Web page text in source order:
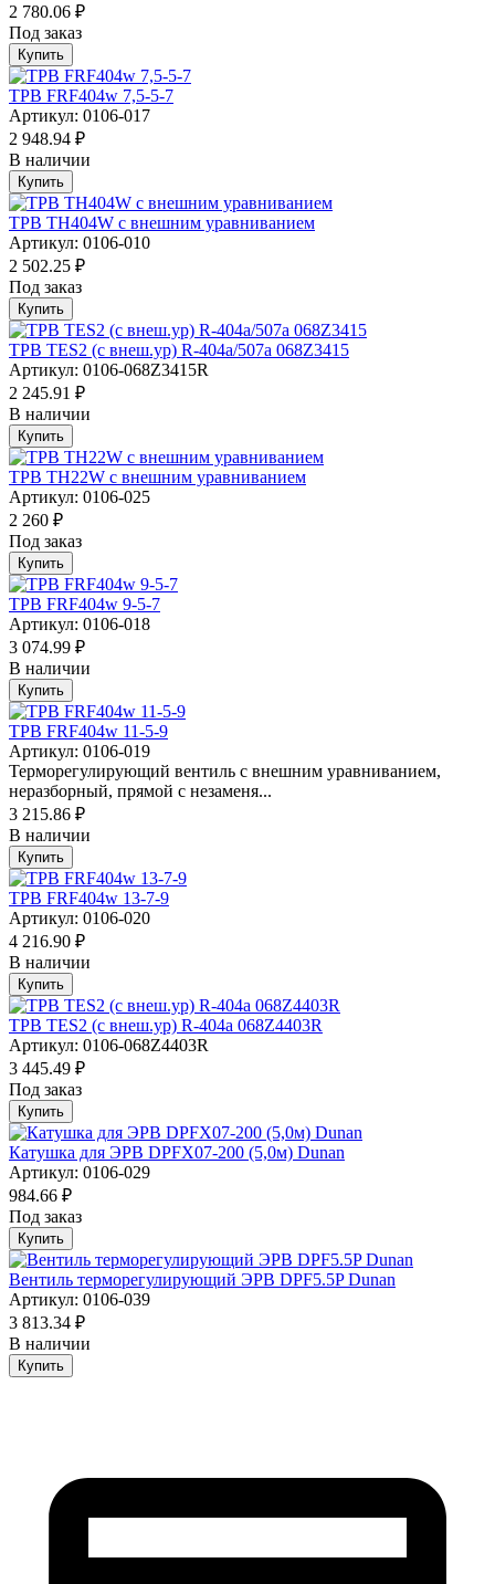
2 780.06 ₽
Под заказ
Купить
ТРВ FRF404w 7,5-5-7
Артикул: 0106-017
2 948.94 ₽
В наличии
Купить
ТРВ TH404W с внешним уравниванием
Артикул: 0106-010
2 502.25 ₽
Под заказ
Купить
ТРВ TES2 (с внеш.ур) R-404a/507а 068Z3415
Артикул: 0106-068Z3415R
2 245.91 ₽
В наличии
Купить
ТРВ TH22W с внешним уравниванием
Артикул: 0106-025
2 260 ₽
Под заказ
Купить
ТРВ FRF404w 9-5-7
Артикул: 0106-018
3 074.99 ₽
В наличии
Купить
ТРВ FRF404w 11-5-9
Артикул: 0106-019
Терморегулирующий вентиль с внешним уравниванием,
неразборный, прямой с незаменя...
3 215.86 ₽
В наличии
Купить
ТРВ FRF404w 13-7-9
Артикул: 0106-020
4 216.90 ₽
В наличии
Купить
ТРВ TES2 (с внеш.ур) R-404a 068Z4403R
Артикул: 0106-068Z4403R
3 445.49 ₽
Под заказ
Купить
Катушка для ЭРВ DPFX07-200 (5,0м) Dunan
Артикул: 0106-029
984.66 ₽
Под заказ
Купить
Вентиль терморегулирующий ЭРВ DPF5.5P Dunan
Артикул: 0106-039
3 813.34 ₽
В наличии
Купить